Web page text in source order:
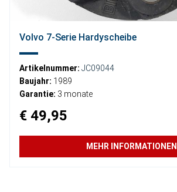
Volvo 7-Serie Hardyscheibe
Artikelnummer: JC09044
Baujahr: 1989
Garantie: 3 monate
€ 49,95
MEHR INFORMATIONEN